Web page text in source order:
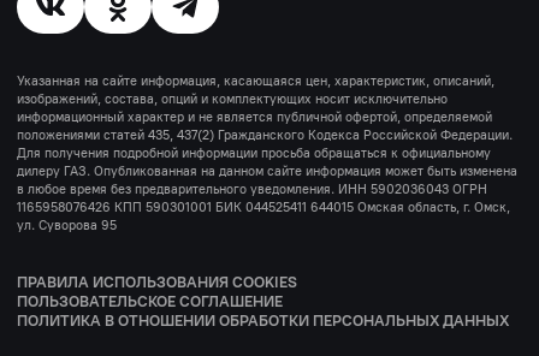
Указанная на сайте информация, касающаяся цен, характеристик, описаний,
изображений, состава, опций и комплектующих носит исключительно
информационный характер и не является публичной офертой, определяемой
положениями статей 435, 437(2) Гражданского Кодекса Российской Федерации.
Для получения подробной информации просьба обращаться к официальному
дилеру ГАЗ. Опубликованная на данном сайте информация может быть изменена
в любое время без предварительного уведомления. ИНН 5902036043 ОГРН
1165958076426 КПП 590301001 БИК 044525411 644015 Омская область, г. Омск,
ул. Суворова 95
ПОЛЬЗОВАТЕЛЬСКОЕ СОГЛАШЕНИЕ
ПРАВИЛА ИСПОЛЬЗОВАНИЯ COOKIES
ПОЛИТИКА В ОТНОШЕНИИ ОБРАБОТКИ ПЕРСОНАЛЬНЫХ ДАННЫХ